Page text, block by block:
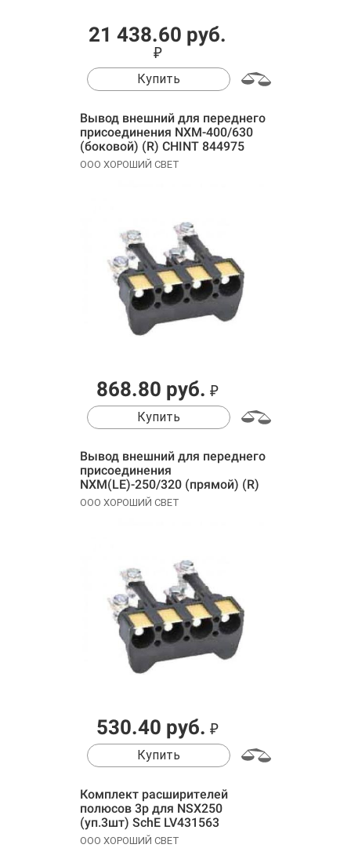
21 438.60 руб.
₽
Купить
Вывод внешний для переднего
присоединения NXM-400/630
(боковой) (R) CHINT 844975
ООО ХОРОШИЙ СВЕТ
868.80 руб. ₽
Купить
Вывод внешний для переднего
присоединения
NXM(LE)-250/320 (прямой) (R)
CHINT 844971
ООО ХОРОШИЙ СВЕТ
530.40 руб. ₽
Купить
Комплект расширителей
полюсов 3p для NSX250
(уп.3шт) SchE LV431563
ООО ХОРОШИЙ СВЕТ